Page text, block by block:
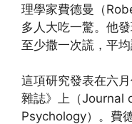
理學家費德曼（
多人大吃一驚。他
至少撒一次謊，平
這項研究發表在六
雜誌》上（Journal
Psychology）。費